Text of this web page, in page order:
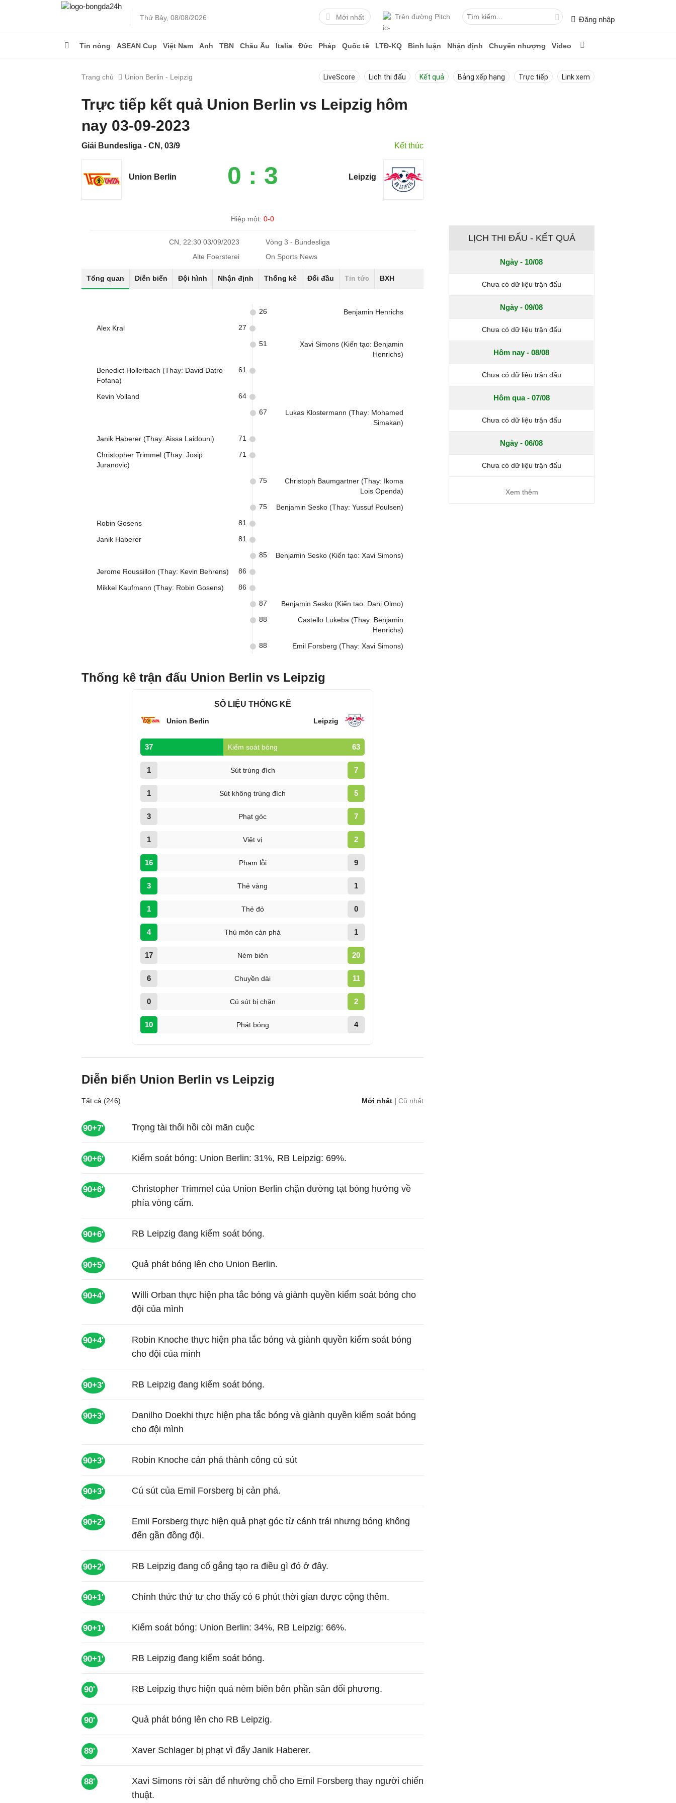
Thứ Bảy, 08/08/2026 Mới nhất Trên đường Pitch Đăng nhập
Tin nóng ASEAN Cup Việt Nam Anh TBN Châu Âu Italia Đức Pháp Quốc tế LTĐ-KQ Bình luận Nhận định Chuyển nhượng Video
Trang chủ Union Berlin - Leipzig LiveScore Lịch thi đấu Kết quả Bảng xếp hạng Trực tiếp Link xem
Trực tiếp kết quả Union Berlin vs Leipzig hôm
nay 03-09-2023
Giải Bundesliga - CN, 03/9 Kết thúc
Union Berlin 0 : 3 Leipzig
Hiệp một:0-0
CN, 22:30 03/09/2023
Vòng 3 - Bundesliga
Alte Foersterei
On Sports News
Tổng quan Diễn biến Đội hình Nhận định Thống kê Đối đầu Tin tức BXH
Benjamin Henrichs
26
Alex Kral 27
Xavi Simons (Kiến tạo: Benjamin
Henrichs)
51
Benedict Hollerbach (Thay: David Datro
Fofana)
61
Kevin Volland 64
Lukas Klostermann (Thay: Mohamed
Simakan)
67
Janik Haberer (Thay: Aissa Laidouni) 71
Christopher Trimmel (Thay: Josip
Juranovic)
71
Christoph Baumgartner (Thay: Ikoma
Lois Openda)
75
Benjamin Sesko (Thay: Yussuf Poulsen)
75
Robin Gosens 81
Janik Haberer 81
Benjamin Sesko (Kiến tạo: Xavi Simons)
85
Jerome Roussillon (Thay: Kevin Behrens) 86
Mikkel Kaufmann (Thay: Robin Gosens) 86
Benjamin Sesko (Kiến tạo: Dani Olmo)
87
Castello Lukeba (Thay: Benjamin
Henrichs)
88
Emil Forsberg (Thay: Xavi Simons)
88
Thống kê trận đấu Union Berlin vs Leipzig
SỐ LIỆU THỐNG KÊ
Union Berlin Leipzig
37 Kiểm soát bóng 63
1 Sút trúng đích 7
1 Sút không trúng đích 5
3 Phạt góc 7
1 Việt vị 2
16 Phạm lỗi 9
3 Thẻ vàng 1
1 Thẻ đỏ 0
4 Thủ môn cản phá 1
17 Ném biên 20
6 Chuyền dài 11
0 Cú sút bị chặn 2
10 Phát bóng 4
Diễn biến Union Berlin vs Leipzig
Tất cả (246) Mới nhất |Cũ nhất
90+7' Trọng tài thổi hồi còi mãn cuộc
90+6' Kiểm soát bóng: Union Berlin: 31%, RB Leipzig: 69%.
90+6'
Christopher Trimmel của Union Berlin chặn đường tạt bóng hướng về
phía vòng cấm.
90+6' RB Leipzig đang kiểm soát bóng.
90+5' Quả phát bóng lên cho Union Berlin.
90+4'
Willi Orban thực hiện pha tắc bóng và giành quyền kiểm soát bóng cho
đội của mình
90+4'
Robin Knoche thực hiện pha tắc bóng và giành quyền kiểm soát bóng
cho đội của mình
90+3' RB Leipzig đang kiểm soát bóng.
90+3'
Danilho Doekhi thực hiện pha tắc bóng và giành quyền kiểm soát bóng
cho đội mình
90+3' Robin Knoche cản phá thành công cú sút
90+3' Cú sút của Emil Forsberg bị cản phá.
90+2'
Emil Forsberg thực hiện quả phạt góc từ cánh trái nhưng bóng không
đến gần đồng đội.
90+2' RB Leipzig đang cố gắng tạo ra điều gì đó ở đây.
90+1' Chính thức thứ tư cho thấy có 6 phút thời gian được cộng thêm.
90+1' Kiểm soát bóng: Union Berlin: 34%, RB Leipzig: 66%.
90+1' RB Leipzig đang kiểm soát bóng.
90' RB Leipzig thực hiện quả ném biên bên phần sân đối phương.
90' Quả phát bóng lên cho RB Leipzig.
89' Xaver Schlager bị phạt vì đẩy Janik Haberer.
88'
Xavi Simons rời sân để nhường chỗ cho Emil Forsberg thay người chiến
thuật.
LỊCH THI ĐẤU - KẾT QUẢ
Ngày - 10/08
Chưa có dữ liệu trận đấu
Ngày - 09/08
Chưa có dữ liệu trận đấu
Hôm nay - 08/08
Chưa có dữ liệu trận đấu
Hôm qua - 07/08
Chưa có dữ liệu trận đấu
Ngày - 06/08
Chưa có dữ liệu trận đấu
Xem thêm